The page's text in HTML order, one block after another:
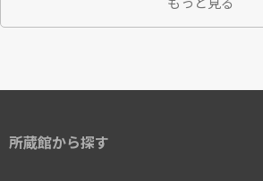
もっと見る
所蔵館から探す